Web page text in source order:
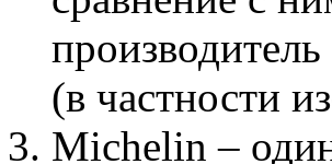
(в частности
Michelin –